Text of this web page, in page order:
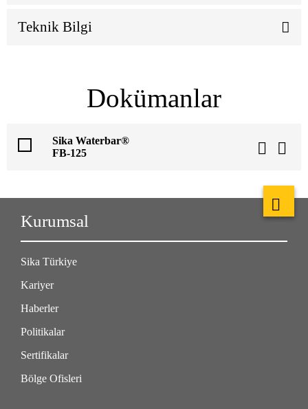
Teknik Bilgi
Dokümanlar
Sika Waterbar®
FB-125
Kurumsal
Sika Türkiye
Kariyer
Haberler
Politikalar
Sertifikalar
Bölge Ofisleri